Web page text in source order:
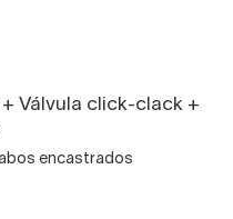
Válvula click-clack +
encastrados